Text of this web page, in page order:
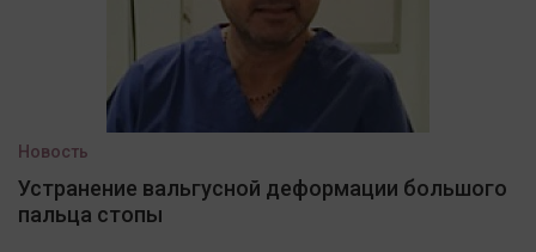
Новость
Устранение вальгусной деформации большого
пальца стопы